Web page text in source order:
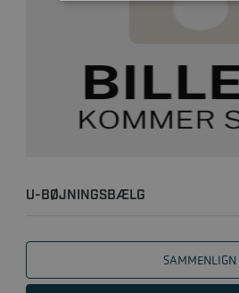
U-BØJNINGSBÆLG
SAMMENLIGN